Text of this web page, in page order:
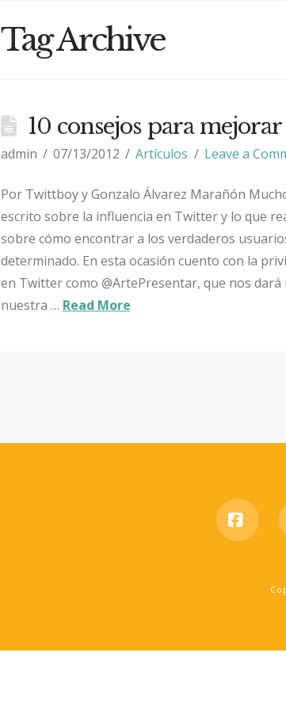
Tag Archive
10 consejos para
admin 07/13/2012 Artículos Leave a
Por Twittboy y Gonzalo Álvarez Marañón
escrito sobre la influencia en Twitter y lo que
sobre cómo encontrar a los verdaderos
determinado. En esta ocasión cuento con la
en Twitter como @ArtePresentar, que nos
nuestra … Read More